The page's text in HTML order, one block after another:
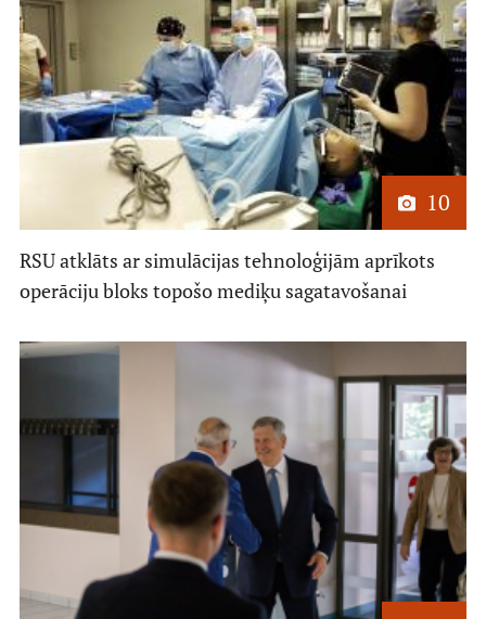
10
RSU atklāts ar simulācijas tehnoloģijām aprīkots
operāciju bloks topošo mediķu sagatavošanai